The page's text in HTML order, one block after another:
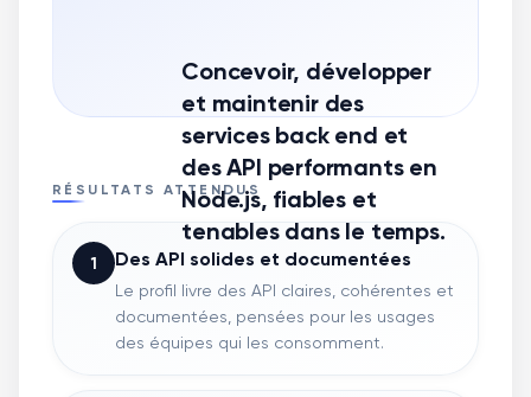
Concevoir, développer
et maintenir des
services back end et
des API performants en
Node.js, fiables et
tenables dans le temps.
RÉSULTATS ATTENDUS
1 Des API solides et documentées
Le profil livre des API claires, cohérentes et
documentées, pensées pour les usages
des équipes qui les consomment.